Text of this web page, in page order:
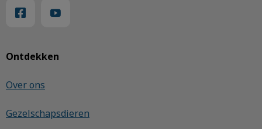
Ontdekken
Over ons
Gezelschapsdieren